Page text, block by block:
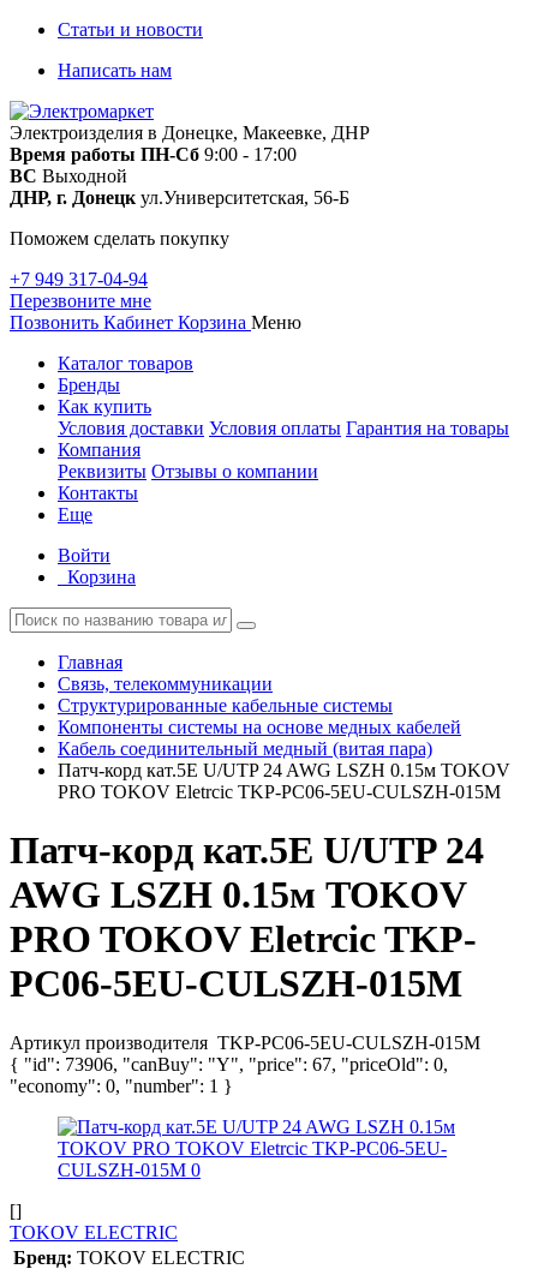
Статьи и новости
Написать нам
Электроизделия в Донецке, Макеевке, ДНР
Время работы ПН-Сб 9:00 - 17:00
ВС Выходной
ДНР, г. Донецк ул.Университетская, 56-Б
Поможем сделать покупку
+7 949 317-04-94
Перезвоните мне
Позвонить Кабинет Корзина Меню
Каталог товаров
Бренды
Как купить
Условия доставки Условия оплаты Гарантия на товары
Компания
Реквизиты Отзывы о компании
Контакты
Еще
Войти
Корзина
Главная
Связь, телекоммуникации
Структурированные кабельные системы
Компоненты системы на основе медных кабелей
Кабель соединительный медный (витая пара)
Патч-корд кат.5Е U/UTP 24 AWG LSZH 0.15м TOKOV
PRO TOKOV Eletrcic TKP-PC06-5EU-CULSZH-015M
Патч-корд кат.5Е U/UTP 24
AWG LSZH 0.15м TOKOV
PRO TOKOV Eletrcic TKP-
PC06-5EU-CULSZH-015M
Артикул производителя TKP-PC06-5EU-CULSZH-015M
{ "id": 73906, "canBuy": "Y", "price": 67, "priceOld": 0,
"economy": 0, "number": 1 }
[]
TOKOV ELECTRIC
Бренд: TOKOV ELECTRIC